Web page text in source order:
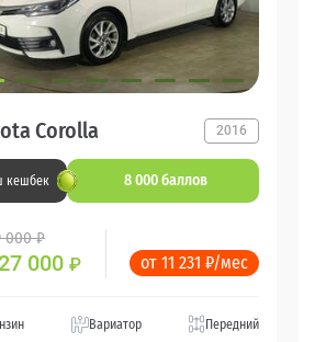
Corolla 2016
кешбек 8 000 баллов
000 ₽
000 ₽ от 11 231 ₽/мес
Вариатор Передний